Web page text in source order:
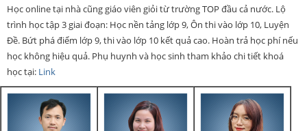
Học online tại nhà cũng giáo viên giỏi từ trường TOP đầu cả nước. Lộ
trình học tập 3 giai đoạn: Học nền tảng lớp 9, Ôn thi vào lớp 10, Luyện
Đề. Bứt phá điểm lớp 9, thi vào lớp 10 kết quả cao. Hoàn trả học phí nếu
học không hiệu quả. Phụ huynh và học sinh tham khảo chi tiết khoá
học tại: Link